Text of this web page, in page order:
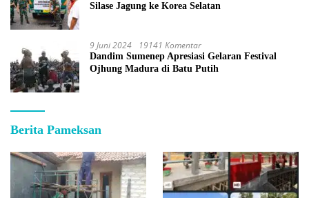
Silase Jagung ke Korea Selatan
9 Juni 2024 19141 Komentar
Dandim Sumenep Apresiasi Gelaran Festival
Ojhung Madura di Batu Putih
Berita Pameksan